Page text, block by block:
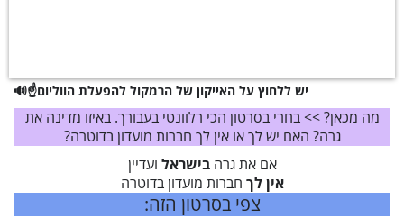
🔊☝️יש ללחוץ על האייקון של הרמקול להפעלת הווליום
מה מכאן? >> בחרי בסרטון הכי רלוונטי בעבורך. באיזו מדינה את
גרה? האם יש לך או אין לך חברות מועדון בדוטרה?
אם את גרהבישראל ועדיין
אין לך חברות מועדון בדוטרה
צפי בסרטון הזה: